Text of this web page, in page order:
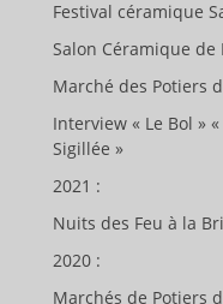
Festival céramique
Salon Céramique de
Marché des Potiers
Interview « Le Bol »
Sigillée »
2021 :
Nuits des Feu à la
2020 :
Marchés de Potiers